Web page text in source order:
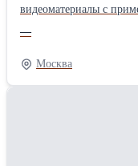
видеоматериалы с
сделать ИИ видео для
видео для бизнеса
—
Москва